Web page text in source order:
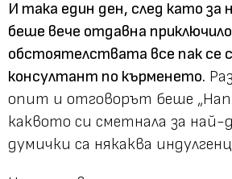
И така един ден, след като за
беше вече отдавна
обстоятелствата все пак се
консултант по кърменето.
опит и отговорът беше
каквото си сметнала за най-
думички са някаква